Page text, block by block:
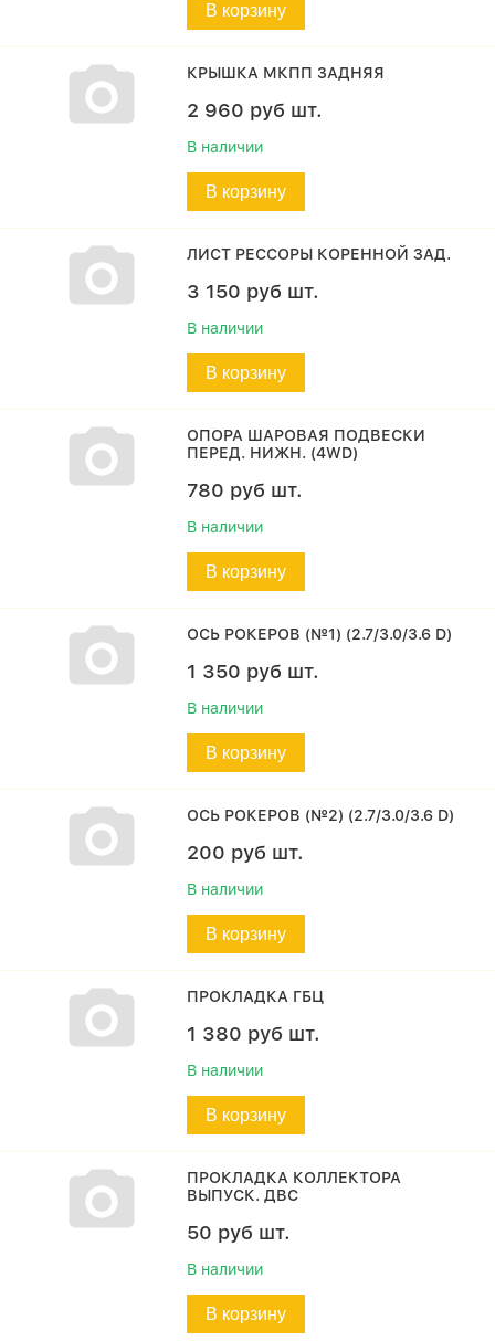
В корзину
КРЫШКА МКПП ЗАДНЯЯ
2 960 руб шт.
В наличии
В корзину
ЛИСТ РЕССОРЫ КОРЕННОЙ ЗАД.
3 150 руб шт.
В наличии
В корзину
ОПОРА ШАРОВАЯ ПОДВЕСКИ
ПЕРЕД. НИЖН. (4WD)
780 руб шт.
В наличии
В корзину
ОСЬ РОКЕРОВ (№1) (2.7/3.0/3.6 D)
1 350 руб шт.
В наличии
В корзину
ОСЬ РОКЕРОВ (№2) (2.7/3.0/3.6 D)
200 руб шт.
В наличии
В корзину
ПРОКЛАДКА ГБЦ
1 380 руб шт.
В наличии
В корзину
ПРОКЛАДКА КОЛЛЕКТОРА
ВЫПУСК. ДВС
50 руб шт.
В наличии
В корзину